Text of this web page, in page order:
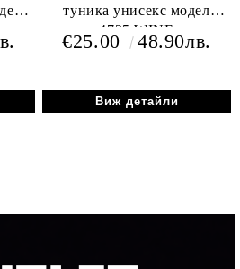
туника унисекс модел
4725 WINE
€25.00 48.90лв.
Виж детайли